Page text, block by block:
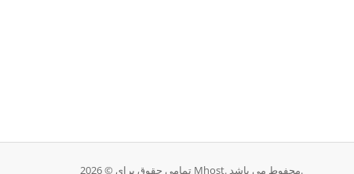
تمامی حقوق برای © 2026 Mhost. محفوط می باشد.